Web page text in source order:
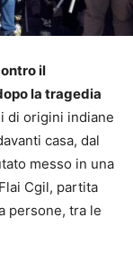
il
la tragedia
di origini indiane
casa, dal
messo in una
Cgil, partita
persone, tra le